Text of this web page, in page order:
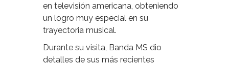
en televisión americana, obteniendo
un logro muy especial en su
trayectoria musical.
Durante su visita, Banda MS dio
detalles de sus más recientes